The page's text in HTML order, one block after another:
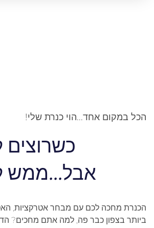
הכל במקום אחד...הוי כנרת שלי!
כשרוצים
אבל...ממש
הכנרת מחכה לכם עם מבחר אטרקציות,
ביותר בצפון כבר פה, למה אתם מחכים?